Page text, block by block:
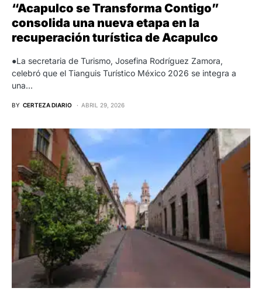
“Acapulco se Transforma Contigo”
consolida una nueva etapa en la
recuperación turística de Acapulco
●La secretaria de Turismo, Josefina Rodríguez Zamora,
celebró que el Tianguis Turístico México 2026 se integra a
una…
BY CERTEZA DIARIO ABRIL 29, 2026